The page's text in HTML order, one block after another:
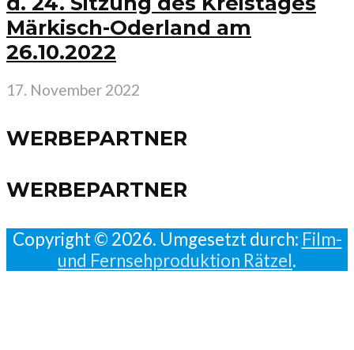
Märkisch-Oderland am
26.10.2022
17. November 2022
WERBEPARTNER
WERBEPARTNER
Copyright © 2026. Umgesetzt durch: Film-
und Fernsehproduktion Rätzel.